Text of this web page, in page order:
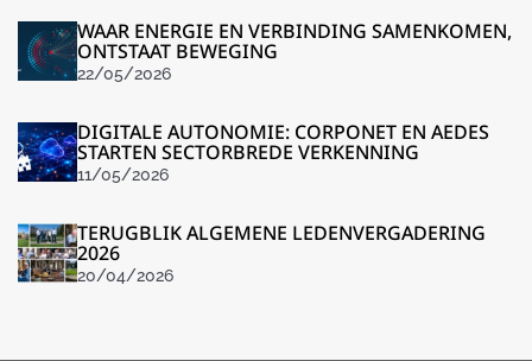
WAAR ENERGIE EN VERBINDING SAMENKOMEN,
ONTSTAAT BEWEGING
22/05/2026
DIGITALE AUTONOMIE: CORPONET EN AEDES
STARTEN SECTORBREDE VERKENNING
11/05/2026
TERUGBLIK ALGEMENE LEDENVERGADERING
2026
20/04/2026